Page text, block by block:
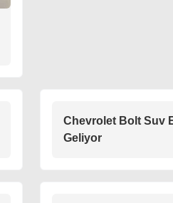
Chevrolet Bolt Suv
Geliyor